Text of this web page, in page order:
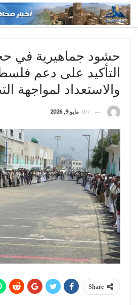
حشود جماهيرية في
التأكيد على دعم
والاستعداد لمواجهة
On مايو 9, 2026
Share